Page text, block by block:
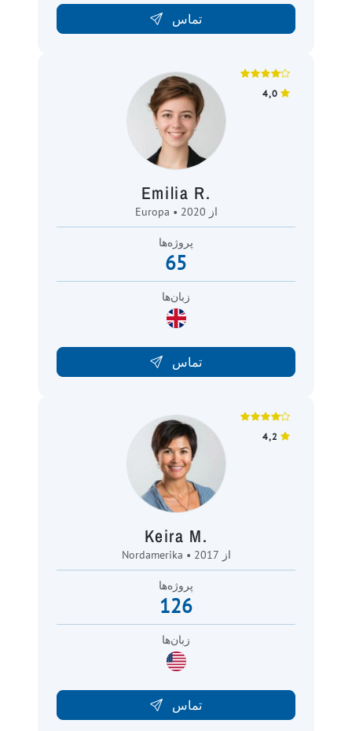
تماس
4,0
Emilia R.
Europa • از 2020
پروژه‌ها
65
زبان‌ها
تماس
4,2
Keira M.
Nordamerika • از 2017
پروژه‌ها
126
زبان‌ها
تماس